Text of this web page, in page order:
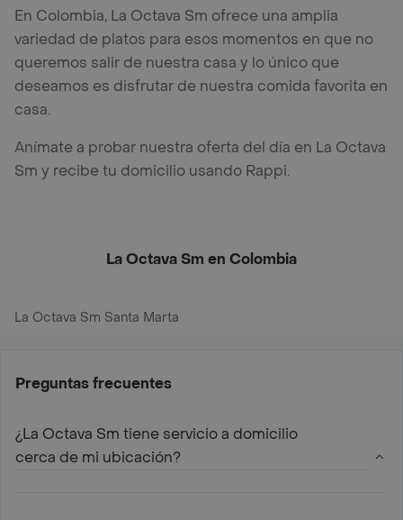
En Colombia, La Octava Sm ofrece una amplia
variedad de platos para esos momentos en que no
queremos salir de nuestra casa y lo único que
deseamos es disfrutar de nuestra comida favorita en
casa.
Anímate a probar nuestra oferta del día en La Octava
Sm y recibe tu domicilio usando Rappi.
La Octava Sm en Colombia
La Octava Sm Santa Marta
Preguntas frecuentes
¿La Octava Sm tiene servicio a domicilio
cerca de mi ubicación?